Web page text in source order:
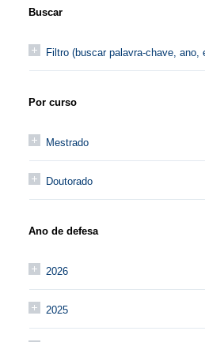
Buscar
Filtro (buscar palavra-chave, ano,
Por curso
Mestrado
Doutorado
Ano de defesa
2026
2025